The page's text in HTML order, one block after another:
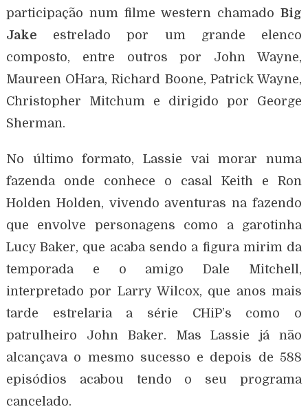
participação num filme western chamadoBig
Jake estrelado por um grande elenco
composto, entre outros por John Wayne,
Maureen O´Hara, Richard Boone, Patrick Wayne,
Christopher Mitchum e dirigido por George
Sherman.
No último formato, Lassie vai morar numa
fazenda onde conhece o casal Keith e Ron
Holden Holden, vivendo aventuras na fazendo
que envolve personagens como a garotinha
Lucy Baker, que acaba sendo a figura mirim da
temporada e o amigo Dale Mitchell,
interpretado por Larry Wilcox, que anos mais
tarde estrelaria a série CHiP’s como o
patrulheiro John Baker. Mas Lassie já não
alcançava o mesmo sucesso e depois de 588
episódios acabou tendo o seu programa
cancelado.